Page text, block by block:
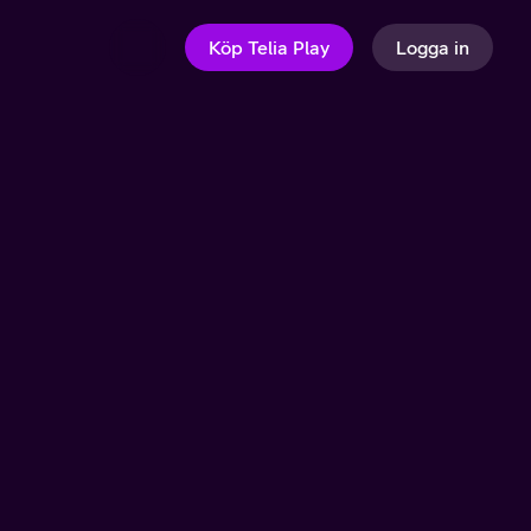
Köp Telia Play Logga in